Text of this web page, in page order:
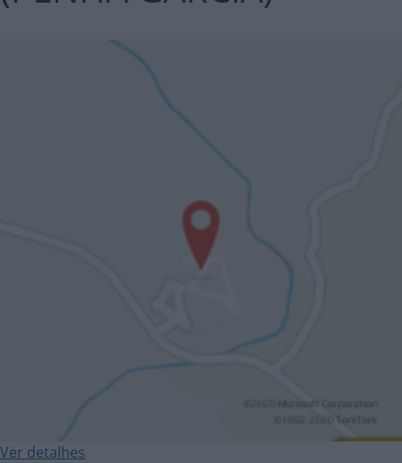
Ver detalhes